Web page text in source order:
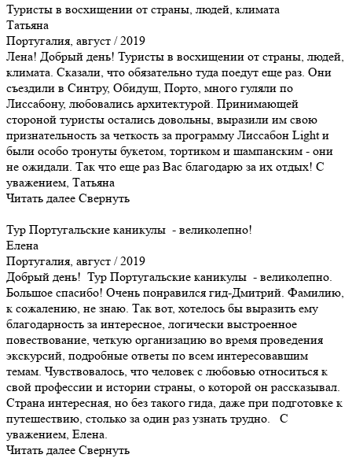
Туристы в восхищении от страны, людей, климата
Татьяна
Португалия, август / 2019
Лена! Добрый день! Туристы в восхищении от страны, людей,
климата. Сказали, что обязательно туда поедут еще раз. Они
съездили в Синтру, Обидуш, Порто, много гуляли по
Лиссабону, любовались архитектурой. Принимающей
стороной туристы остались довольны, выразили им свою
признательность за четкость за программу Лиссабон Light и
были особо тронуты букетом, тортиком и шампанским - они
не ожидали. Так что еще раз Вас благодарю за их отдых! С
уважением, Татьяна
Читать далее Свернуть
Тур Португальские каникулы - великолепно!
Елена
Португалия, август / 2019
Добрый день! Тур Португальские каникулы - великолепно.
Большое спасибо! Очень понравился гид-Дмитрий. Фамилию,
к сожалению, не знаю. Так вот, хотелось бы выразить ему
благодарность за интересное, логически выстроенное
повествование, четкую организацию во время проведения
экскурсий, подробные ответы по всем интересовавшим
темам. Чувствовалось, что человек с любовью относиться к
свой профессии и истории страны, о которой он рассказывал.
Страна интересная, но без такого гида, даже при подготовке к
путешествию, столько за один раз узнать трудно. С
уважением, Елена.
Читать далее Свернуть